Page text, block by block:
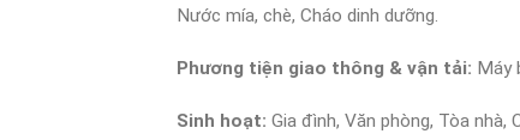
Nước mía, chè, Cháo dinh dưỡng.
Phương tiện giao thông & vận tải: Máy
Sinh hoạt: Gia đình, Văn phòng, Tòa nhà,